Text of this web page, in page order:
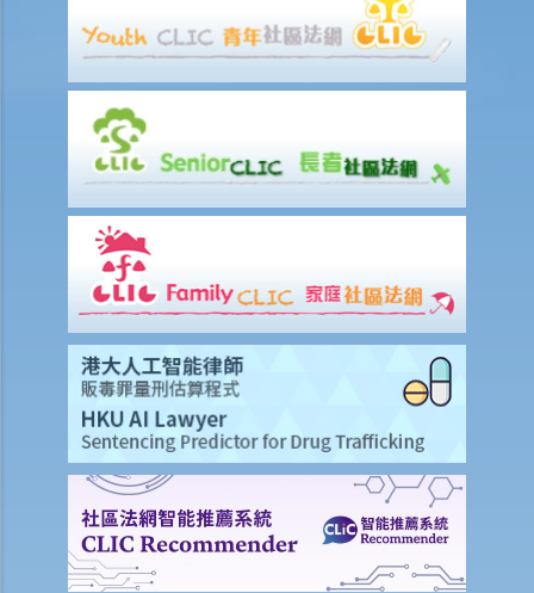
在處理索償時，保險公司會否接受中醫發出的醫療報告 / 醫生紙？
我為同一項目（如住院或家居意外）購買了數份保險。我可否從所有保
單索取全數保額，或只可索取實際開支或損失？
意外或個人傷亡保險
「意外受傷」的一般定義是甚麼？如果我受了傷但沒有表面傷痕，我可
「永久傷殘」和「暫時性傷殘」的一般定義是甚麼？保險公司支付了一
筆永久傷殘賠償給我，但兩年後我奇蹟地復原，保險公司可否向我討回
部分賠償？
公司的賠款？
家居保險
如果我的居所和屋內家具均已損毁，保險公司會否全數賠償我的損失？
保險公司會否在支付賠償之前先作出專業評估？
我是大廈內某個單位的業主，而大廈本身已經購有第三者責任保險。如
果有訪客或住客在大廈內遇上意外受傷，我是否可以置身事外？
我對賠償金額及保險代理 / 保險公司的行為極之不滿。我應否訴諸法庭